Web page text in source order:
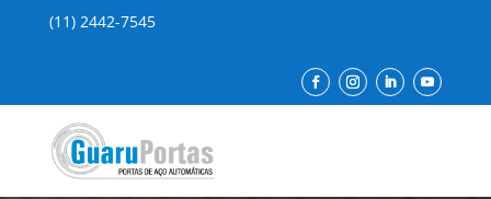
(11) 2442-7545